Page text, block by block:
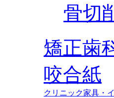
骨切
矯正歯
咬合紙
クリニック家具・